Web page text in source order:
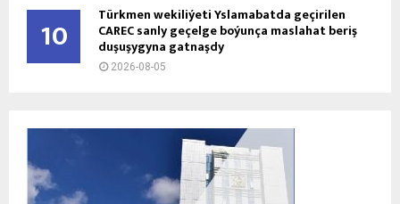
10 Türkmen wekiliýeti Yslamabatda geçirilen
CAREC sanly geçelge boýunça maslahat beriş
duşuşygyna gatnaşdy
2026-08-05